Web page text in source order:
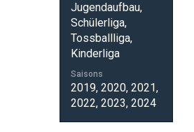
Jugendaufbau,
Schülerliga,
Tossballliga,
Kinderliga
Saisons
2019, 2020, 2021,
2022, 2023, 2024